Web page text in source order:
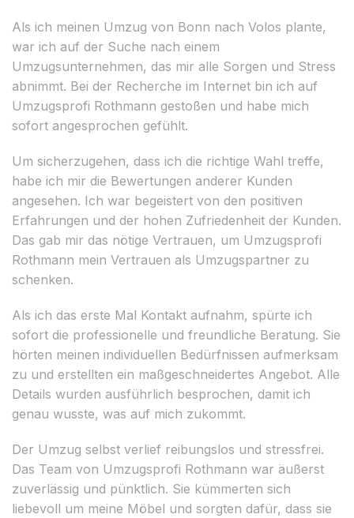
Als ich meinen Umzug von Bonn nach Volos plante,
war ich auf der Suche nach einem
Umzugsunternehmen, das mir alle Sorgen und Stress
abnimmt. Bei der Recherche im Internet bin ich auf
Umzugsprofi Rothmann gestoßen und habe mich
sofort angesprochen gefühlt.
Um sicherzugehen, dass ich die richtige Wahl treffe,
habe ich mir die Bewertungen anderer Kunden
angesehen. Ich war begeistert von den positiven
Erfahrungen und der hohen Zufriedenheit der Kunden.
Das gab mir das nötige Vertrauen, um Umzugsprofi
Rothmann mein Vertrauen als Umzugspartner zu
schenken.
Als ich das erste Mal Kontakt aufnahm, spürte ich
sofort die professionelle und freundliche Beratung. Sie
hörten meinen individuellen Bedürfnissen aufmerksam
zu und erstellten ein maßgeschneidertes Angebot. Alle
Details wurden ausführlich besprochen, damit ich
genau wusste, was auf mich zukommt.
Der Umzug selbst verlief reibungslos und stressfrei.
Das Team von Umzugsprofi Rothmann war äußerst
zuverlässig und pünktlich. Sie kümmerten sich
liebevoll um meine Möbel und sorgten dafür, dass sie